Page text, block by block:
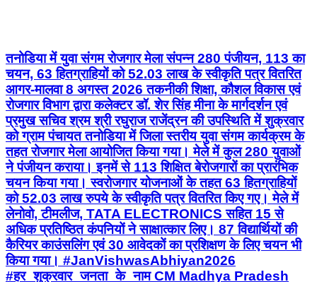
तनोडिया में युवा संगम रोजगार मेला संपन्न 280 पंजीयन, 113 का
चयन, 63 हितग्राहियों को 52.03 लाख के स्वीकृति पत्र वितरित
आगर-मालवा 8 अगस्त 2026 तकनीकी शिक्षा, कौशल विकास एवं
रोजगार विभाग द्वारा कलेक्टर डॉ. शेर सिंह मीना के मार्गदर्शन एवं
प्रमुख सचिव श्रम श्री रघुराज राजेंद्रन की उपस्थिति में शुक्रवार
को ग्राम पंचायत तनोडिया में जिला स्तरीय युवा संगम कार्यक्रम के
तहत रोजगार मेला आयोजित किया गया। मेले में कुल 280 युवाओं
ने पंजीयन कराया। इनमें से 113 शिक्षित बेरोजगारों का प्रारंभिक
चयन किया गया। स्वरोजगार योजनाओं के तहत 63 हितग्राहियों
को 52.03 लाख रुपये के स्वीकृति पत्र वितरित किए गए। मेले में
लेनोवो, टीमलीज, TATA ELECTRONICS सहित 15 से
अधिक प्रतिष्ठित कंपनियों ने साक्षात्कार लिए। 87 विद्यार्थियों की
कैरियर काउंसलिंग एवं 30 आवेदकों का प्रशिक्षण के लिए चयन भी
किया गया। #JanVishwasAbhiyan2026
#हर_शुक्रवार_जनता_के_नाम CM Madhya Pradesh